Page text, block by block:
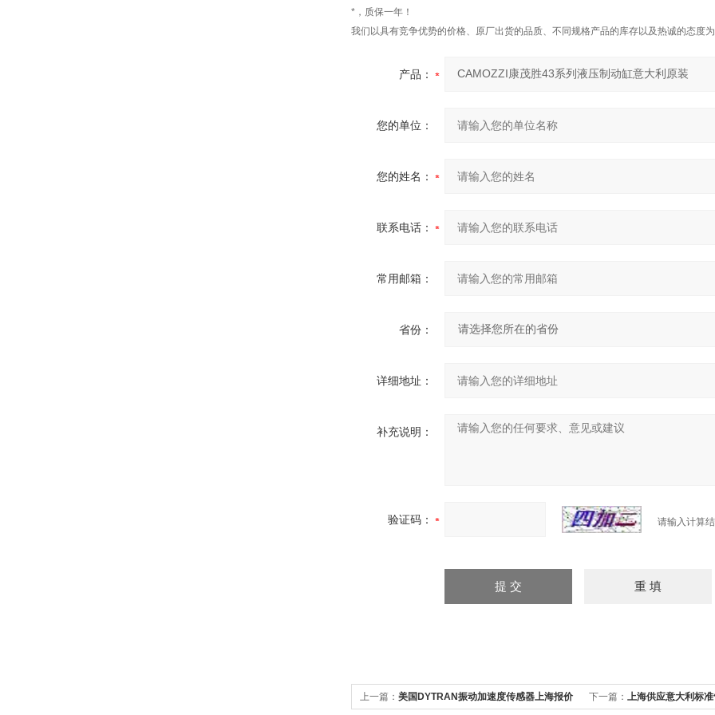
*，质保一年！
我们以具有竞争优势的价格、原厂出货的品质、不同规格产品的库存以及热诚的态度
产品：
您的单位：
您的姓名：
联系电话：
常用邮箱：
省份：
详细地址：
补充说明：
验证码： 请输入计算
上一篇： 美国DYTRAN振动加速度传感器上海报价 下一篇： 上海供应意大利标